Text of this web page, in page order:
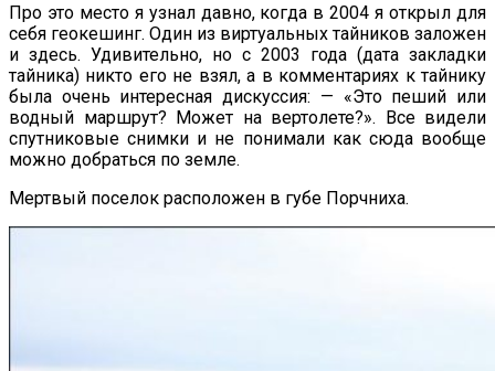
Про это место я узнал давно, когда в 2004 я открыл для
себя геокешинг. Один из виртуальных тайников заложен
и здесь. Удивительно, но с 2003 года (дата закладки
тайника) никто его не взял, а в комментариях к тайнику
была очень интересная дискуссия: — «Это пеший или
водный маршрут? Может на вертолете?». Все видели
спутниковые снимки и не понимали как сюда вообще
можно добраться по земле.
Мертвый поселок расположен в губе Порчниха.